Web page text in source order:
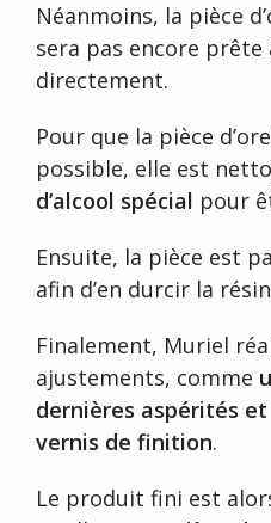
Néanmoins, la pièce
sera pas encore
directement.
Pour que la pièce
possible, elle est
d’alcool spécial pour
Ensuite, la pièce est
afin d’en durcir la
Finalement, Muriel
ajustements, comme
dernières aspérités et
vernis de finition.
Le produit fini est